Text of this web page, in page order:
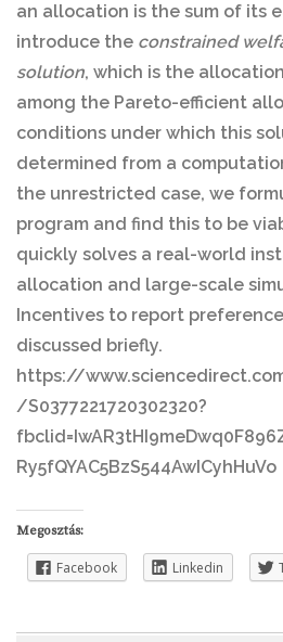
an allocation is the sum of its
introduce the constrained
solution, which is the
among the Pareto-efficient
conditions under which this
determined from a
the unrestricted case, we
program and find this to be
quickly solves a real-world
allocation and large-scale
Incentives to report
discussed briefly.
https://
/S0377221720302320?
Ry5fQYAC5BzS544AwICyhHuVo
Megosztás:
Facebook Linkedin